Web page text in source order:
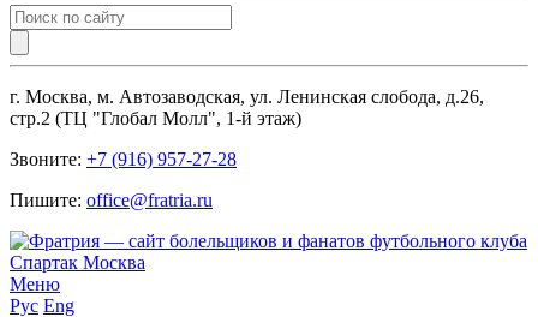
г. Москва, м. Автозаводская, ул. Ленинская слобода, д.26,
стр.2 (ТЦ "Глобал Молл", 1-й этаж)
Звоните: +7 (916) 957-27-28
Пишите: office@fratria.ru
Меню
Рус Eng